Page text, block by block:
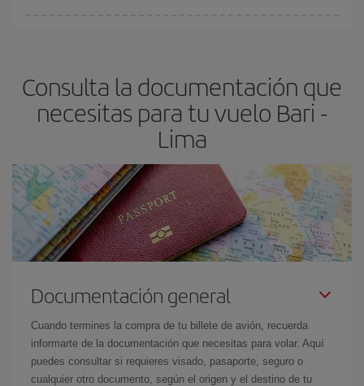
Consulta la documentación que
necesitas para tu vuelo Bari -
Lima
Documentación general
Cuando termines la compra de tu billete de avión, recuerda
informarte de la documentación que necesitas para volar. Aquí
puedes consultar si requieres visado, pasaporte, seguro o
cualquier otro documento, según el origen y el destino de tu